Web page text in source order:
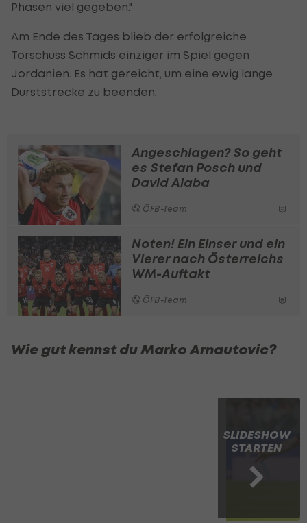
Phasen viel gegeben."
Am Ende des Tages blieb der erfolgreiche
Torschuss Schmids einziger im Spiel gegen
Jordanien. Es hat gereicht, um eine ewig lange
Durststrecke zu beenden.
Angeschlagen? So geht
es Stefan Posch und
David Alaba
ÖFB-Team
Noten! Ein Einser und ein
Vierer nach Österreichs
WM-Auftakt
ÖFB-Team
Wie gut kennst du Marko Arnautovic?
SLIDESHOW
STARTEN